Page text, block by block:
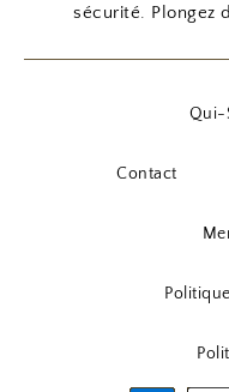
sécurité. Plongez
Qui-
Contact